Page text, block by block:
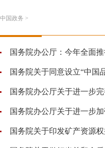
中国政务 >
国务院办公厅：今年全面
国务院关于同意设立“中国
国务院办公厅关于进一步
国务院办公厅关于进一步
国务院关于印发矿产资源